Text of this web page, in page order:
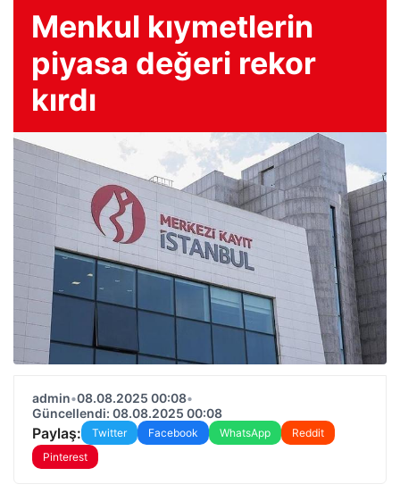
Menkul kıymetlerin
piyasa değeri rekor
kırdı
admin•08.08.2025 00:08•
Güncellendi: 08.08.2025 00:08
Paylaş: Twitter Facebook WhatsApp
Reddit
Pinterest